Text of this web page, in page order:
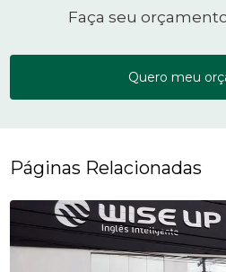
Faça seu
Quero meu
Páginas Relacionadas